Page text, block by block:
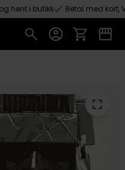
hent i butikk Betal med kort,